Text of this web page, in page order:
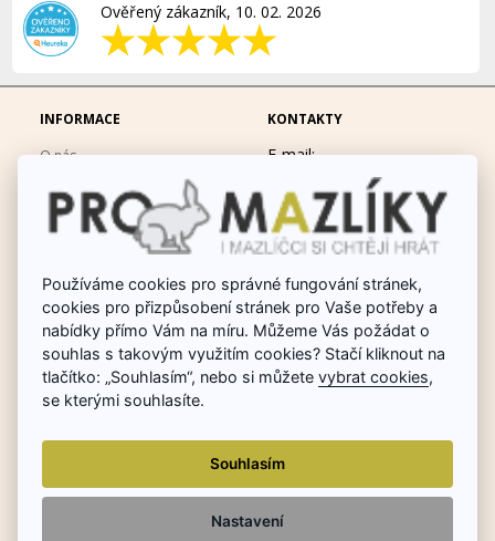
Ověřený zákazník, 10. 02. 2026
INFORMACE
O nás
Doprava a platba
Ochrana osobních údajů
Obchodní podmínky
Fotogalerie
Odstoupit od smlouvy
Poradna chovu králíků
Dárkové poukazy
Reklamace
KONTAKTY
E-mail:
eshop@promazliky.eu
Mobil: 728677864
po-pá 9:00-19:00
Messenger:
hrackynejenprousacky
Používáme cookies pro správné fungování stránek,
cookies pro přizpůsobení stránek pro Vaše potřeby a
nabídky přímo Vám na míru. Můžeme Vás požádat o
souhlas s takovým využitím cookies? Stačí kliknout na
tlačítko: „Souhlasím“, nebo si můžetevybrat cookies,
se kterými souhlasíte.
Souhlasím
Nastavení